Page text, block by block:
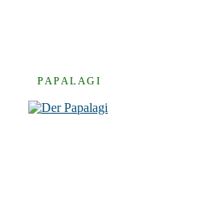
P A P A L A G I